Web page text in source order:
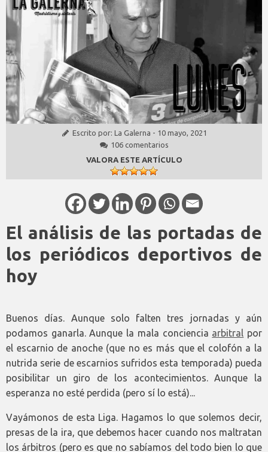
Escrito por: La Galerna - 10 mayo, 2021
106 comentarios
VALORA ESTE ARTÍCULO
El análisis de las portadas de
los periódicos deportivos de
hoy
Buenos días. Aunque solo falten tres jornadas y aún
podamos ganarla. Aunque la mala conciencia arbitral por
el escarnio de anoche (que no es más que el colofón a la
nutrida serie de escarnios sufridos esta temporada) pueda
posibilitar un giro de los acontecimientos. Aunque la
esperanza no esté perdida (pero sí lo está)...
Vayámonos de esta Liga. Hagamos lo que solemos decir,
presas de la ira, que debemos hacer cuando nos maltratan
los árbitros (pero es que no sabíamos del todo bien lo que